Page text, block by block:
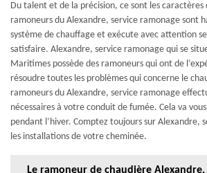
Du talent et de la précision, ce sont les caractères
ramoneurs du Alexandre, service ramonage sont
système de chauffage et exécute avec attention
satisfaire. Alexandre, service ramonage qui se
Maritimes possède des ramoneurs qui ont de
résoudre toutes les problèmes qui concerne le
ramoneurs du Alexandre, service ramonage
nécessaires à votre conduit de fumée. Cela va
pendant l’hiver. Comptez toujours sur Alexandre,
les installations de votre cheminée.
Le ramoneur de chaudière Alexandre,